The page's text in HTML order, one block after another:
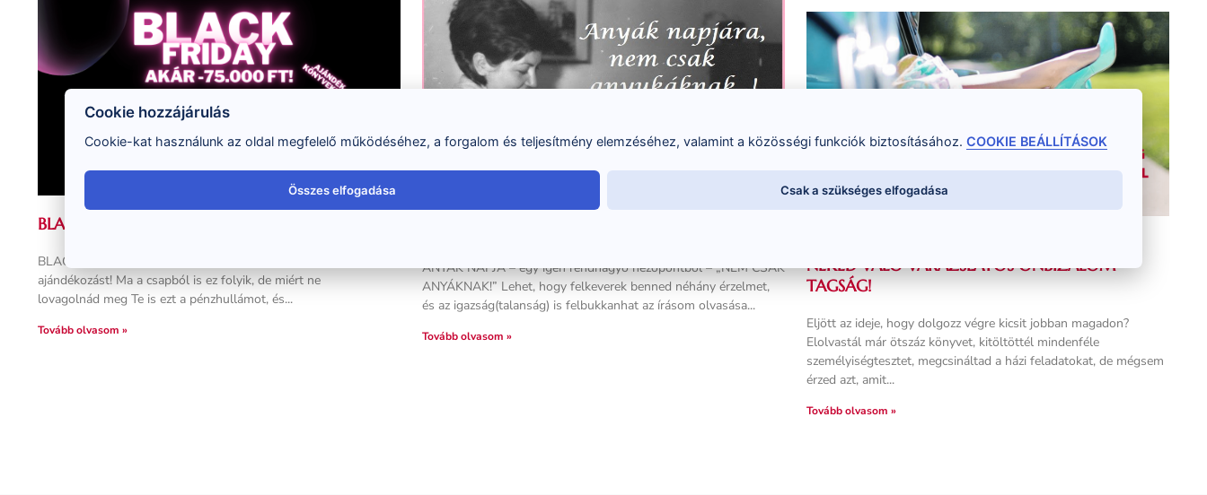
BLACK FRIDAY – FANTASZTIKUS AJÁNLAT!
BLACK FRIDAY AZ ÉVÁNÁL! Nem tudjuk megunni az
ajándékozást! Ma a csapból is ez folyik, de miért ne
lovagolnád meg Te is ezt a pénzhullámot, és
Tovább olvasom »
ANYÁK NAPJA – IGEN RENDHAGYÓ
ANYÁK NAPJA – egy igen rendhagyó nézőpontból – „NEM CSAK
ANYÁKNAK!” Lehet, hogy felkeverek benned néhány érzelmet,
és az igazság(talanság) is felbukkanhat az írásom olvasása
Tovább olvasom »
NEKED VALÓ VARÁZSLATOS ÖNBIZALOM
TAGSÁG!
Eljött az ideje, hogy dolgozz végre kicsit jobban magadon?
Elolvastál már ötszáz könyvet, kitöltöttél mindenféle
személyiségtesztet, megcsináltad a házi feladatokat, de mégsem
érzed azt, amit
Tovább olvasom »
Cookie hozzájárulás
Cookie-kat használunk az oldal megfelelő működéséhez, a forgalom és teljesítmény elemzéséhez, valamint a közösségi funkciók biztosításához.COOKIE BEÁLLÍTÁSOK
Összes elfogadása Csak a szükséges elfogadása